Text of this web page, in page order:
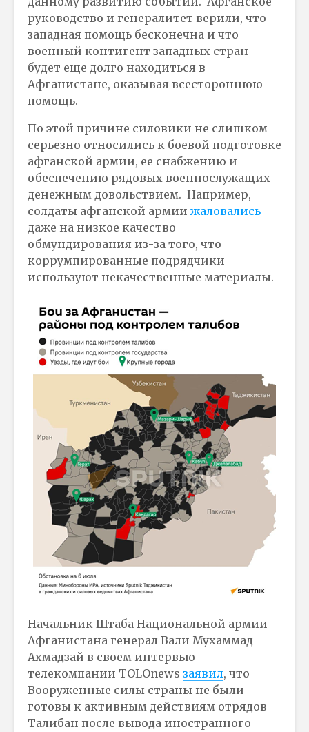
руководство и генералитет верили, что
западная помощь бесконечна и что
военный контигент западных стран
будет еще долго находиться в
Афганистане, оказывая всестороннюю
помощь.
По этой причине силовики не слишком
серьезно относились к боевой подготовке
афганской армии, ее снабжению и
обеспечению рядовых военнослужащих
денежным довольствием. Например,
солдаты афганской армиижаловались
даже на низкое качество
обмундирования из-за того, что
коррумпированные подрядчики
используют некачественные материалы.
Начальник Штаба Национальной армии
Афганистана генерал Вали Мухаммад
Ахмадзай в своем интервью
телекомпании TOLOnews заявил, что
Вооруженные силы страны не были
готовы к активным действиям отрядов
Талибан после вывода иностранного